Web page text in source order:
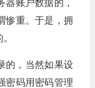
器账户数据的，
惨重。于是，拥
的，当然如果设
密码用密码管理